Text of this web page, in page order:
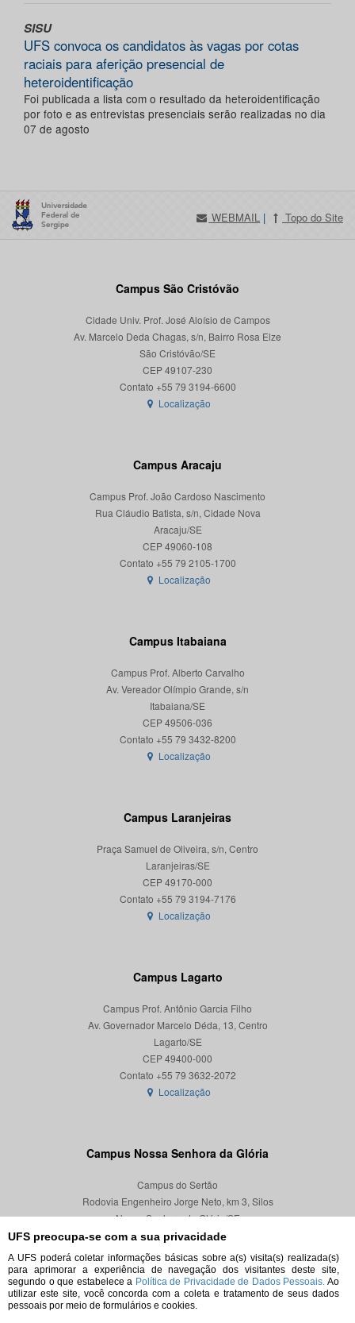
UFS preocupa-se com a sua privacidade
A UFS poderá coletar informações básicas sobre a(s) visita(s) realizada(s)
para aprimorar a experiência de navegação dos visitantes deste site,
segundo o que estabelece a Política de Privacidade de Dados Pessoais. Ao
utilizar este site, você concorda com a coleta e tratamento de seus dados
pessoais por meio de formulários e cookies.
SISU
UFS convoca os candidatos às vagas por cotas
raciais para aferição presencial de
heteroidentificação
Foi publicada a lista com o resultado da heteroidentificação
por foto e as entrevistas presenciais serão realizadas no dia
07 de agosto
WEBMAIL | Topo do Site
Campus São Cristóvão
Cidade Univ. Prof. José Aloísio de Campos
Av. Marcelo Deda Chagas, s/n, Bairro Rosa Elze
São Cristóvão/SE
CEP 49107-230
Localização
Campus Aracaju
Campus Prof. João Cardoso Nascimento
Rua Cláudio Batista, s/n, Cidade Nova
Aracaju/SE
CEP 49060-108
Localização
Campus Itabaiana
Campus Prof. Alberto Carvalho
Av. Vereador Olímpio Grande, s/n
Itabaiana/SE
CEP 49506-036
Localização
Campus Laranjeiras
Praça Samuel de Oliveira, s/n, Centro
Laranjeiras/SE
CEP 49170-000
Localização
Campus Lagarto
Campus Prof. Antônio Garcia Filho
Av. Governador Marcelo Déda, 13, Centro
Lagarto/SE
CEP 49400-000
Localização
Campus Nossa Senhora da Glória
Campus do Sertão
Rodovia Engenheiro Jorge Neto, km 3, Silos
Nossa Senhora da Glória/SE
CEP 49680-000
Localização